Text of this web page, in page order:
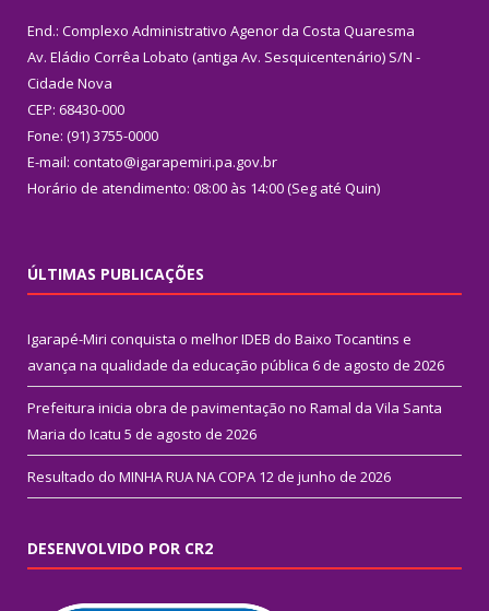
End.: Complexo Administrativo Agenor da Costa Quaresma
Av. Eládio Corrêa Lobato (antiga Av. Sesquicentenário) S/N -
Cidade Nova
CEP: 68430-000
Fone: (91) 3755-0000
E-mail: contato@igarapemiri.pa.gov.br
Horário de atendimento: 08:00 às 14:00 (Seg até Quin)
ÚLTIMAS PUBLICAÇÕES
Igarapé-Miri conquista o melhor IDEB do Baixo Tocantins e
avança na qualidade da educação pública 6 de agosto de 2026
Prefeitura inicia obra de pavimentação no Ramal da Vila Santa
Maria do Icatu 5 de agosto de 2026
Resultado do MINHA RUA NA COPA 12 de junho de 2026
DESENVOLVIDO POR CR2